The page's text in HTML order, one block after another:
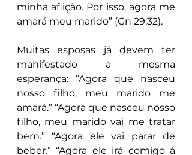
minha aflição. Por isso, agora me
amará meu marido” (Gn 29:32).
Muitas esposas já devem ter
manifestado a mesma
esperança: “Agora que nasceu
nosso filho, meu marido me
amará.” “Agora que nasceu nosso
filho, meu marido vai me tratar
bem.” “Agora ele vai parar de
beber.” “Agora ele irá comigo à